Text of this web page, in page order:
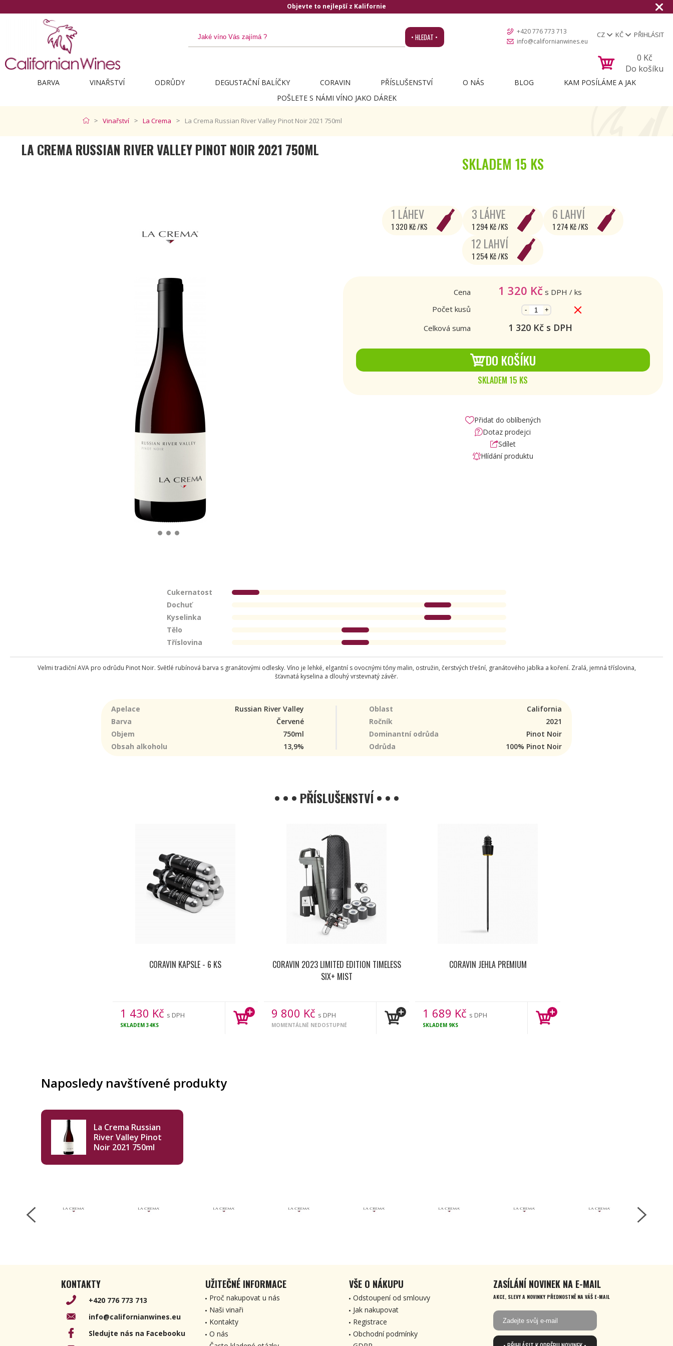
• HLEDAT •
+420 776 773 713
info@californianwines.eu
CZ KČ PŘIHLÁSIT
0 Kč
Do košíku
BARVA VINAŘSTVÍ ODRŮDY DEGUSTAČNÍ BALÍČKY CORAVIN PŘÍSLUŠENSTVÍ O NÁS BLOG
KAM POSÍLÁME A JAK
POŠLETE S NÁMI VÍNO JAKO DÁREK
Vinařství La Crema La Crema Russian River Valley Pinot Noir 2021 750ml
LA CREMA RUSSIAN RIVER VALLEY PINOT NOIR 2021 750ML
SKLADEM 15 KS
1 LÁHEV
1 320 Kč /KS
3 LÁHVE
1 294 Kč /KS
6 LAHVÍ
1 274 Kč /KS
12 LAHVÍ
1 254 Kč /KS
Cena 1 320 Kč s DPH / ks
Počet kusů
- +
Celková suma 1 320Kč s DPH
DO KOŠÍKU
SKLADEM 15 KS
Přidat do oblíbených
Dotaz prodejci
Sdílet
Hlídání produktu
Cukernatost
Dochuť
Kyselinka
Tělo
Tříslovina
Velmi tradiční AVA pro odrůdu Pinot Noir. Světlé rubínová barva s granátovými odlesky. Víno je lehké, elgantní s ovocnými tóny malin, ostružin, čerstvých třešní, granátového jablka a koření. Zralá, jemná tříslovina,
šťavnatá kyselina a dlouhý vrstevnatý závěr.
Apelace Russian River Valley Oblast
California
Barva
Červené Ročník
2021
Objem
750ml Dominantní odrůda
Pinot Noir
Obsah alkoholu
13,9% Odrůda 100% Pinot Noir
• • • PŘÍSLUŠENSTVÍ • • •
CORAVIN KAPSLE - 6 KS
1 430 Kč s DPH
SKLADEM34KS
CORAVIN 2023 LIMITED EDITION TIMELESS
SIX+ MIST
9 800 Kč s DPH
MOMENTÁLNĚ NEDOSTUPNÉ
CORAVIN JEHLA PREMIUM
1 689 Kč s DPH
SKLADEM 9KS
Naposledy navštívené produkty
La Crema Russian
River Valley Pinot
Noir 2021 750ml
KONTAKTY
+420 776 773 713
info@californianwines.eu
Sledujte nás na Facebooku
UŽITEČNÉ INFORMACE
Proč nakupovat u nás
Naši vinaři
Kontakty
O nás
VŠE O NÁKUPU
Odstoupení od smlouvy
Jak nakupovat
Registrace
Obchodní podmínky
ZASÍLÁNÍ NOVINEK NA E-MAIL
AKCE, SLEVY A NOVINKY PŘEDNOSTNĚ NA VÁŠ E-MAIL